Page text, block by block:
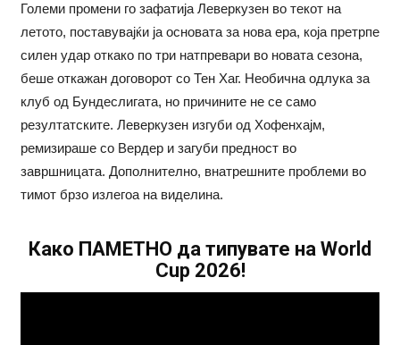
Големи промени го зафатија Леверкузен во текот на
летото, поставувајќи ја основата за нова ера, која претрпе
силен удар откако по три натпревари во новата сезона,
беше откажан договорот со Тен Хаг. Необична одлука за
клуб од Бундеслигата, но причините не се само
резултатските. Леверкузен изгуби од Хофенхајм,
ремизираше со Вердер и загуби предност во
завршницата. Дополнително, внатрешните проблеми во
тимот брзо излегоа на виделина.
Како ПАМЕТНО да типувате на World
Cup 2026!